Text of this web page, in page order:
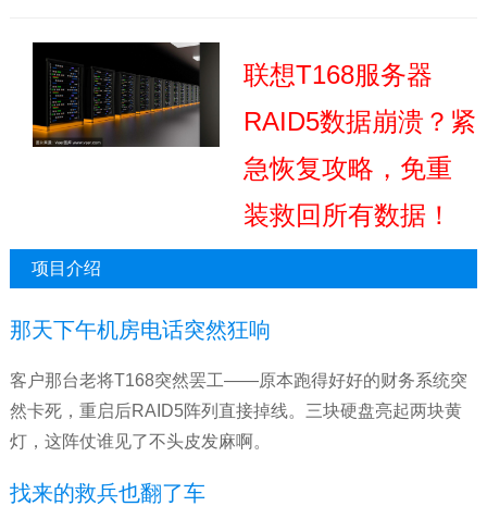
联想T168服务器
RAID5数据崩溃？紧
急恢复攻略，免重
装救回所有数据！
项目介绍
那天下午机房电话突然狂响
客户那台老将T168突然罢工——原本跑得好好的财务系统突
然卡死，重启后RAID5阵列直接掉线。三块硬盘亮起两块黄
灯，这阵仗谁见了不头皮发麻啊。
找来的救兵也翻了车